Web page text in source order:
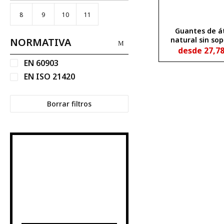
8 9 10 11
NORMATIVA
EN 60903
EN ISO 21420
Borrar filtros
Guantes de
natural sin
para
eléctricos
desde 27,78